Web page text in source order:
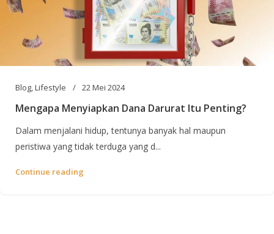
Blog,Lifestyle 22 Mei 2024
Mengapa Menyiapkan Dana Darurat Itu Penting?
Dalam menjalani hidup, tentunya banyak hal maupun
peristiwa yang tidak terduga yang d...
Continue reading